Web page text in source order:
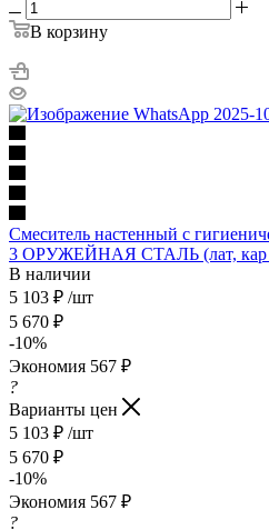
В корзину
Смеситель настенный с
3 ОРУЖЕЙНАЯ СТАЛЬ (лат, кар
В наличии
5 103 ₽ /шт
5 670 ₽
-10%
Экономия 567 ₽
?
Варианты цен
5 103 ₽ /шт
5 670 ₽
-10%
Экономия 567 ₽
?